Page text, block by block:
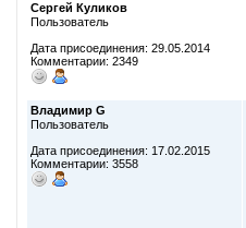
Сергей Куликов
Пользователь
Дата присоединения: 29.05.2014
Комментарии: 2349
Владимир G
Пользователь
Дата присоединения: 17.02.2015
Комментарии: 3558